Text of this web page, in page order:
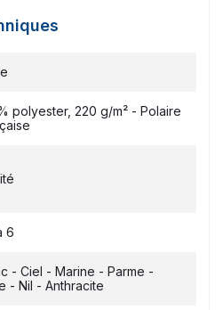
polyester, 220 g/m² - Polaire
6
- Ciel - Marine - Parme -
- Nil - Anthracite